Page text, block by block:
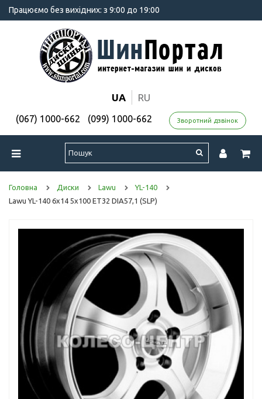
Працюємо без вихідних: з 9:00 до 19:00
UA RU
(067) 1000-662 (099) 1000-662 Зворотний дзвінок
Головна Диски Lawu
YL-140
Lawu YL-140 6x14 5x100 ET32 DIA57,1 (SLP)